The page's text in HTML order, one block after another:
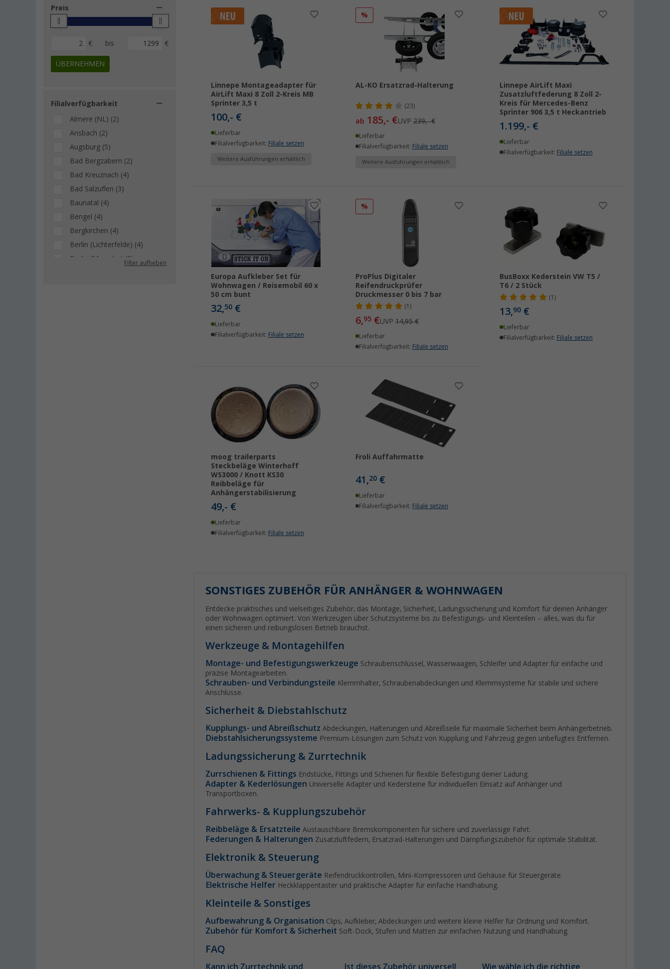
Preis
€ bis €
ÜBERNEHMEN
Filialverfügbarkeit
Almere (NL) (2)
Ansbach (2)
Augsburg (5)
Bad Bergzabern (2)
Bad Kreuznach (4)
Bad Salzuflen (3)
Baunatal (4)
Bengel (4)
Bergkirchen (4)
Berlin (Lichterfelde) (4)
Berlin (Marzahn) (3)
Filter aufheben
Linnepe Montageadapter für
AirLift Maxi 8 Zoll 2-Kreis MB
Sprinter 3,5 t
100,- €
Lieferbar
Filialverfügbarkeit: Filiale setzen
Weitere Ausführungen erhältlich
%
AL-KO Ersatzrad-Halterung
(23)
ab 185,- €UVP239,- €
Lieferbar
Filialverfügbarkeit: Filiale setzen
Weitere Ausführungen erhältlich
Linnepe AirLift Maxi
Zusatzluftfederung 8 Zoll 2-
Kreis für Mercedes-Benz
Sprinter 906 3,5 t Heckantrieb
1.199,- €
Lieferbar
Filialverfügbarkeit: Filiale setzen
Europa Aufkleber Set für
Wohnwagen / Reisemobil 60 x
50 cm bunt
32,50 €
Lieferbar
Filialverfügbarkeit: Filiale setzen
%
ProPlus Digitaler
Reifendruckprüfer
Druckmesser 0 bis 7 bar
(1)
6,95€UVP14,95 €
Lieferbar
Filialverfügbarkeit: Filiale setzen
BusBoxx Kederstein VW T5 /
T6 / 2 Stück
(1)
13,90 €
Lieferbar
Filialverfügbarkeit: Filiale setzen
moog trailerparts
Steckbeläge Winterhoff
WS3000 / Knott KS30
Reibbeläge für
Anhängerstabilisierung
49,- €
Lieferbar
Filialverfügbarkeit: Filiale setzen
Froli Auffahrmatte
41,20€
Lieferbar
Filialverfügbarkeit: Filiale setzen
SONSTIGES ZUBEHÖR FÜR ANHÄNGER & WOHNWAGEN
Entdecke praktisches und vielseitiges Zubehör, das Montage, Sicherheit, Ladungssicherung und Komfort für deinen Anhänger
oder Wohnwagen optimiert. Von Werkzeugen über Schutzsysteme bis zu Befestigungs- und Kleinteilen – alles, was du für
einen sicheren und reibungslosen Betrieb brauchst.
Werkzeuge & Montagehilfen
Montage- und Befestigungswerkzeuge Schraubenschlüssel, Wasserwaagen, Schleifer und Adapter für einfache und
präzise Montagearbeiten.
Schrauben- und Verbindungsteile Klemmhalter, Schraubenabdeckungen und Klemmsysteme für stabile und sichere
Anschlüsse.
Sicherheit & Diebstahlschutz
Kupplungs- und Abreißschutz Abdeckungen, Halterungen und Abreißseile für maximale Sicherheit beim Anhängerbetrieb.
Diebstahlsicherungssysteme Premium-Lösungen zum Schutz von Kupplung und Fahrzeug gegen unbefugtes Entfernen.
Ladungssicherung & Zurrtechnik
Zurrschienen & Fittings Endstücke, Fittings und Schienen für flexible Befestigung deiner Ladung.
Adapter & Kederlösungen Universelle Adapter und Kedersteine für individuellen Einsatz auf Anhänger und
Transportboxen.
Fahrwerks- & Kupplungszubehör
Reibbeläge & Ersatzteile Austauschbare Bremskomponenten für sichere und zuverlässige Fahrt.
Federungen & Halterungen Zusatzluftfedern, Ersatzrad-Halterungen und Dämpfungszubehör für optimale Stabilität.
Elektronik & Steuerung
Überwachung & Steuergeräte Reifendruckkontrollen, Mini-Kompressoren und Gehäuse für Steuergeräte.
Elektrische Helfer Heckklappentaster und praktische Adapter für einfache Handhabung.
Kleinteile & Sonstiges
Aufbewahrung & Organisation Clips, Aufkleber, Abdeckungen und weitere kleine Helfer für Ordnung und Komfort.
Zubehör für Komfort & Sicherheit Soft-Dock, Stufen und Matten zur einfachen Nutzung und Handhabung.
FAQ
Kann ich Zurrtechnik und Ist dieses Zubehör universell Wie wähle ich die richtige